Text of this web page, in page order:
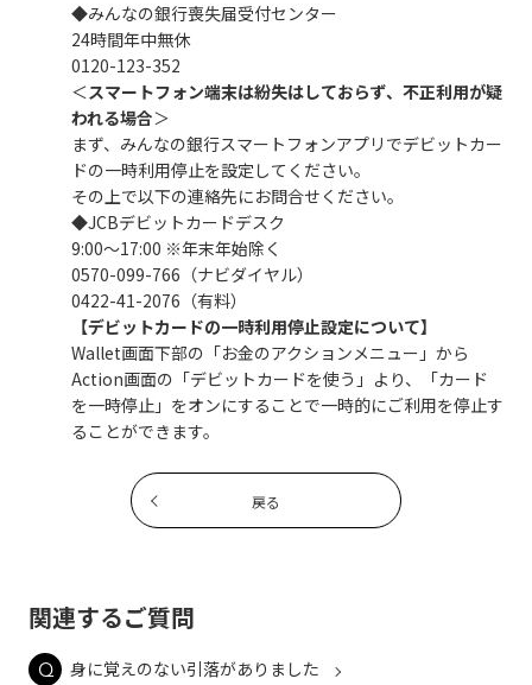
◆みんなの銀行喪失届受付センター
24時間年中無休
0120-123-352
＜スマートフォン端末は紛失はしておらず、不正利用が疑
われる場合＞
まず、みんなの銀行スマートフォンアプリでデビットカー
ドの一時利用停止を設定してください。
その上で以下の連絡先にお問合せください。
◆JCBデビットカードデスク
9:00～17:00 ※年末年始除く
0570-099-766（ナビダイヤル）
0422-41-2076（有料）
【デビットカードの一時利用停止設定について】
Wallet画面下部の「お金のアクションメニュー」から
Action画面の「デビットカードを使う」より、「カード
を一時停止」をオンにすることで一時的にご利用を停止す
ることができます。
戻る
関連するご質問
身に覚えのない引落がありました